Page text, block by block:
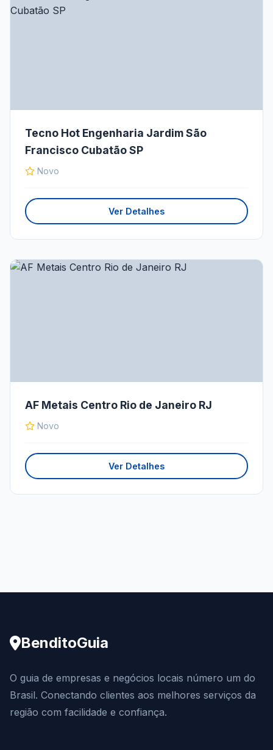
Tecno Hot Engenharia Jardim São
Francisco Cubatão SP
Novo
Ver Detalhes
AF Metais Centro Rio de Janeiro RJ
Novo
Ver Detalhes
BenditoGuia
O guia de empresas e negócios locais número um do
Brasil. Conectando clientes aos melhores serviços da
região com facilidade e confiança.